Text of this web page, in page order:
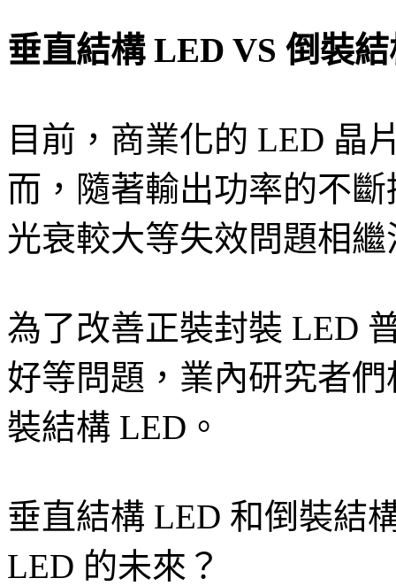
垂直結構 LED VS 倒裝
目前，商業化的 LED 晶
而，隨著輸出功率的不
光衰較大等失效問題相繼
為了改善正裝封裝 LED
好等問題，業內研究者
裝結構 LED。
垂直結構 LED 和倒裝結
LED 的未來？